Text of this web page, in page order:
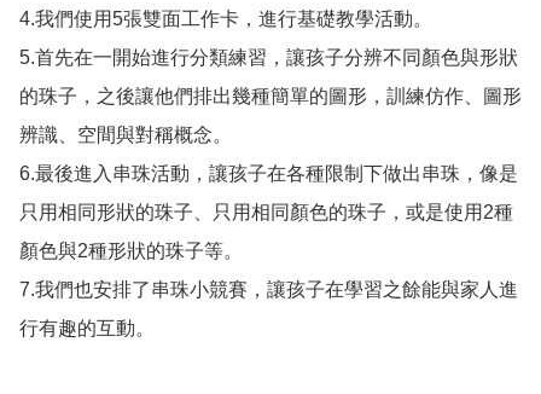
4.我們使用5張雙面工作卡，進行基礎教學活動。
5.首先在一開始進行分類練習，讓孩子分辨不同顏色與形狀
的珠子，之後讓他們排出幾種簡單的圖形，訓練仿作、圖形
辨識、空間與對稱概念。
6.最後進入串珠活動，讓孩子在各種限制下做出串珠，像是
只用相同形狀的珠子、只用相同顏色的珠子，或是使用2種
顏色與2種形狀的珠子等。
7.我們也安排了串珠小競賽，讓孩子在學習之餘能與家人進
行有趣的互動。